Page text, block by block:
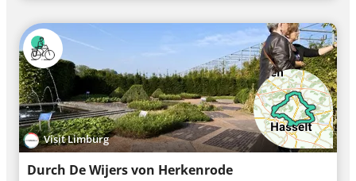
Visit Limburg
Durch De Wijers von Herkenrode